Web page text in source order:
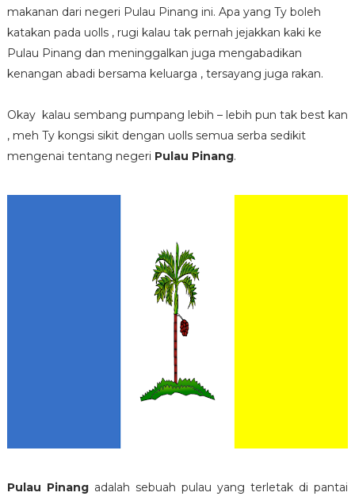
makanan dari negeri Pulau Pinang ini. Apa yang Ty boleh
katakan pada uolls , rugi kalau tak pernah jejakkan kaki ke
Pulau Pinang dan meninggalkan juga mengabadikan
kenangan abadi bersama keluarga , tersayang juga rakan.
Okay kalau sembang pumpang lebih – lebih pun tak best kan
, meh Ty kongsi sikit dengan uolls semua serba sedikit
mengenai tentang negeri Pulau Pinang.
Pulau Pinangadalah sebuah pulau yang terletak di pantai